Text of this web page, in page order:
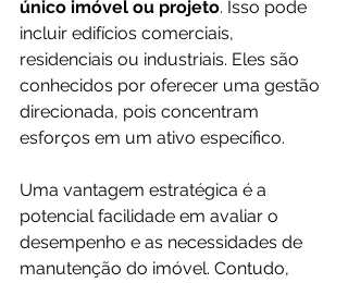
único imóvel ou projeto. Isso pode
incluir edifícios comerciais,
residenciais ou industriais. Eles são
conhecidos por oferecer uma gestão
direcionada, pois concentram
esforços em um ativo específico.
Uma vantagem estratégica é a
potencial facilidade em avaliar o
desempenho e as necessidades de
manutenção do imóvel. Contudo,